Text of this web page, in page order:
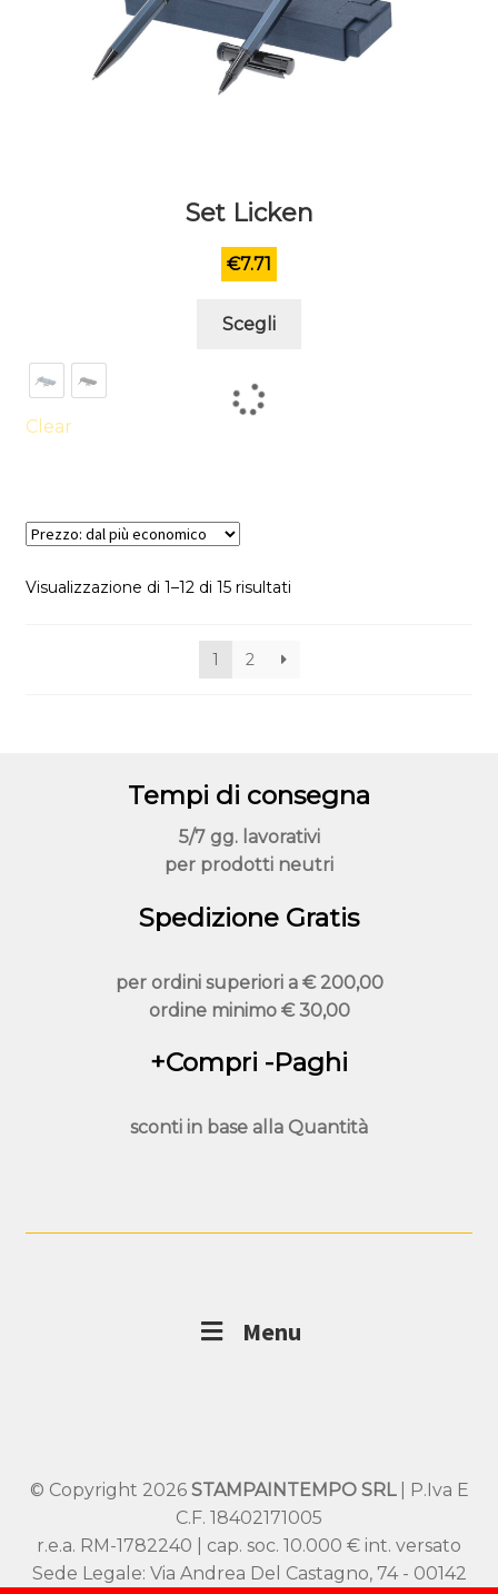
Set Licken
€7.71
Scegli
Clear
Visualizzazione di 1–12 di 15 risultati
1 2
Tempi di consegna
5/7 gg. lavorativi
per prodotti neutri
Spedizione Gratis
per ordini superiori a € 200,00
ordine minimo€ 30,00
+Compri -Paghi
sconti in base alla Quantità
Menu
© Copyright 2026 STAMPAINTEMPO SRL| P.Iva E
C.F. 18402171005
r.e.a. RM-1782240 | cap. soc. 10.000 € int. versato
Sede Legale: Via Andrea Del Castagno, 74 - 00142